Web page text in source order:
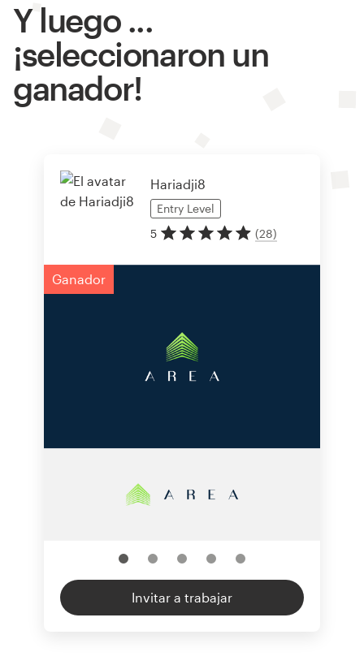
Y luego ...
¡seleccionaron un
ganador!
Hariadji8
Entry Level
5
(28)
Ganador
Invitar a trabajar